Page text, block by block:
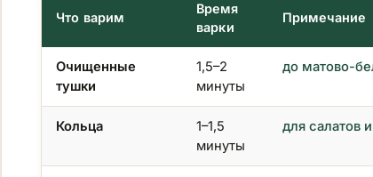
Что варим
Время
варки
Примечание
Очищенные
тушки
1,5–2
минуты
до матово-
Кольца
1–1,5
минуты
для салатов